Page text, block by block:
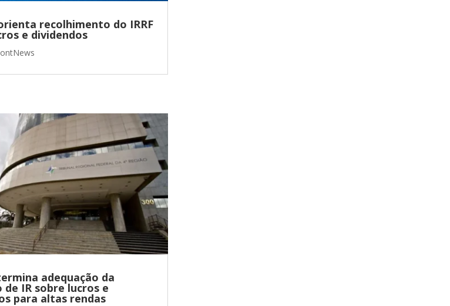
recolhimento do IRRF
e dividendos
adequação da
de IR sobre lucros e
para altas rendas